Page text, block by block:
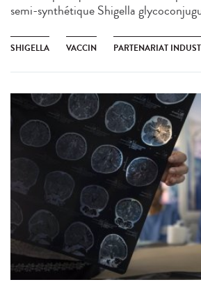
semi-synthétique Shigella
SHIGELLA VACCIN PARTENARIAT